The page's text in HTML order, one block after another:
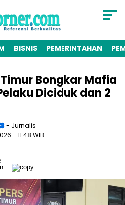
BISNIS PEMERINTAHAN
Bongkar Mafia
Diciduk dan 2
- Jurnalis
- 11:48 WIB